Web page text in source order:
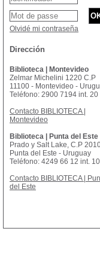
Olvidé mi contraseña
Dirección
Biblioteca | Montevideo
Zelmar Michelini 1220 C.P
11100 - Montevideo -
Teléfono: 2900 7194 int. 20
Contacto BIBLIOTECA |
Montevideo
Biblioteca | Punta del Este
Prado y Salt Lake, C.P
Punta del Este - Uruguay
Teléfono: 4249 66 12 int.
Contacto BIBLIOTECA |
del Este